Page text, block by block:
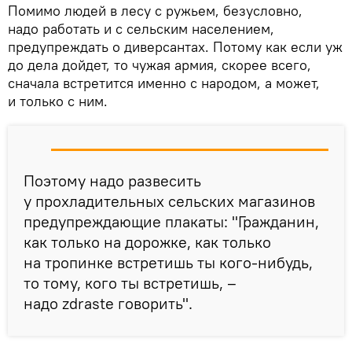
Помимо людей в лесу с ружьем, безусловно,
надо работать и с сельским населением,
предупреждать о диверсантах. Потому как если уж
до дела дойдет, то чужая армия, скорее всего,
сначала встретится именно с народом, а может,
и только с ним.
Поэтому надо развесить
у прохладительных сельских магазинов
предупреждающие плакаты: "Гражданин,
как только на дорожке, как только
на тропинке встретишь ты кого-нибудь,
то тому, кого ты встретишь, –
надо zdraste говорить".